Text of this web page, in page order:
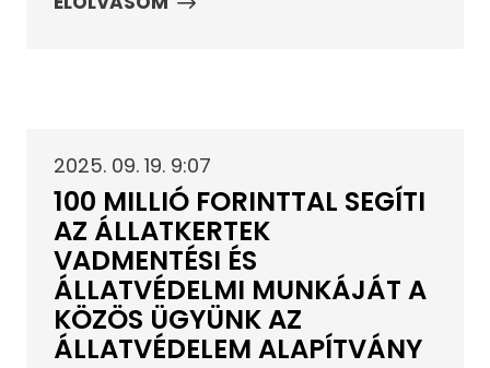
2025. 09. 19. 9:07
100 MILLIÓ FORINTTAL SEGÍTI
AZ ÁLLATKERTEK
VADMENTÉSI ÉS
ÁLLATVÉDELMI MUNKÁJÁT A
KÖZÖS ÜGYÜNK AZ
ÁLLATVÉDELEM ALAPÍTVÁNY